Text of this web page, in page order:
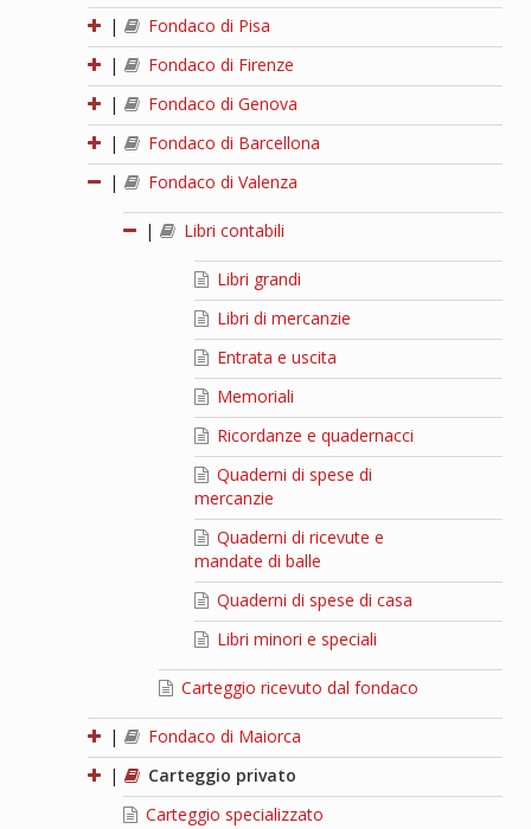
|
Fondaco di Pisa
|
Fondaco di Firenze
|
Fondaco di Genova
|
Fondaco di Barcellona
|
Fondaco di Valenza
| Libri contabili
Libri grandi
Libri di mercanzie
Entrata e uscita
Memoriali
Ricordanze e quadernacci
Quaderni di spese di
mercanzie
Quaderni di ricevute e
mandate di balle
Quaderni di spese di casa
Libri minori e speciali
Carteggio ricevuto dal fondaco
|
Fondaco di Maiorca
|
Carteggio privato
Carteggio specializzato